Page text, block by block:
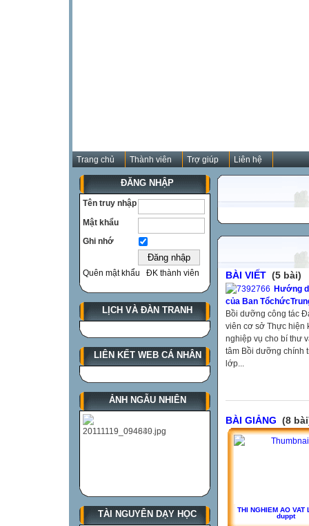
Trang chủ Thành viên Trợ giúp Liên hệ
ĐĂNG NHẬP
Tên truy nhập
Mật khẩu
Ghi nhớ
Quên mật khẩu ĐK thành viên
LỊCH VÀ ĐÀN TRANH
LIÊN KẾT WEB CÁ NHÂN
ẢNH NGẪU NHIÊN
TÀI NGUYÊN DẠY HỌC
BÀI VIẾT (5 bài)
Hướng
của Ban
Bồi dưỡng công tác
viên cơ sở Thực hiện
nghiệp vụ cho bí thư
tâm Bồi dưỡng chính
lớp...
BÀI GIẢNG (8
THI NGHIEM AO VAT
duppt